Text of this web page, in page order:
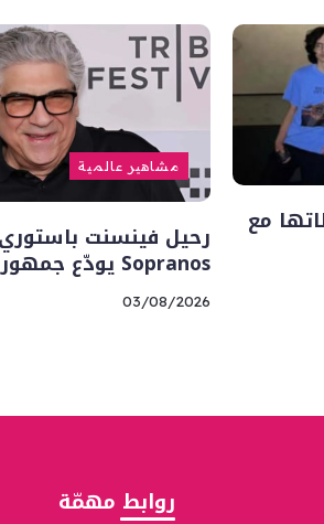
مع
مشاهير عالمية
Sopranos يودّع جمهوره إلى الأبد
03/08/2026
روابط مهمّة